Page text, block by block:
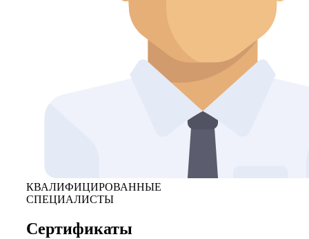
КВАЛИФИЦИРОВАННЫЕ
СПЕЦИАЛИСТЫ
Сертификаты